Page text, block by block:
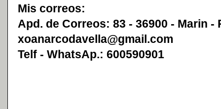
Mis correos:
Apd. de Correos: 83 - 36900 - Marin -
xoanarcodavella@gmail.com
Telf - WhatsAp.: 600590901